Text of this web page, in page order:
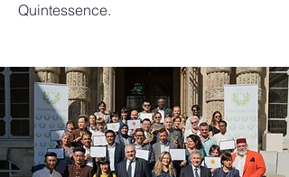
Quintessence.